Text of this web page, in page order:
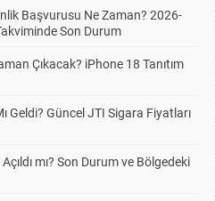
Başvurusu Ne Zaman? 2026-
Son Durum
Çıkacak? iPhone 18 Tanıtım
Geldi? Güncel JTI Sigara Fiyatları
mı? Son Durum ve Bölgedeki